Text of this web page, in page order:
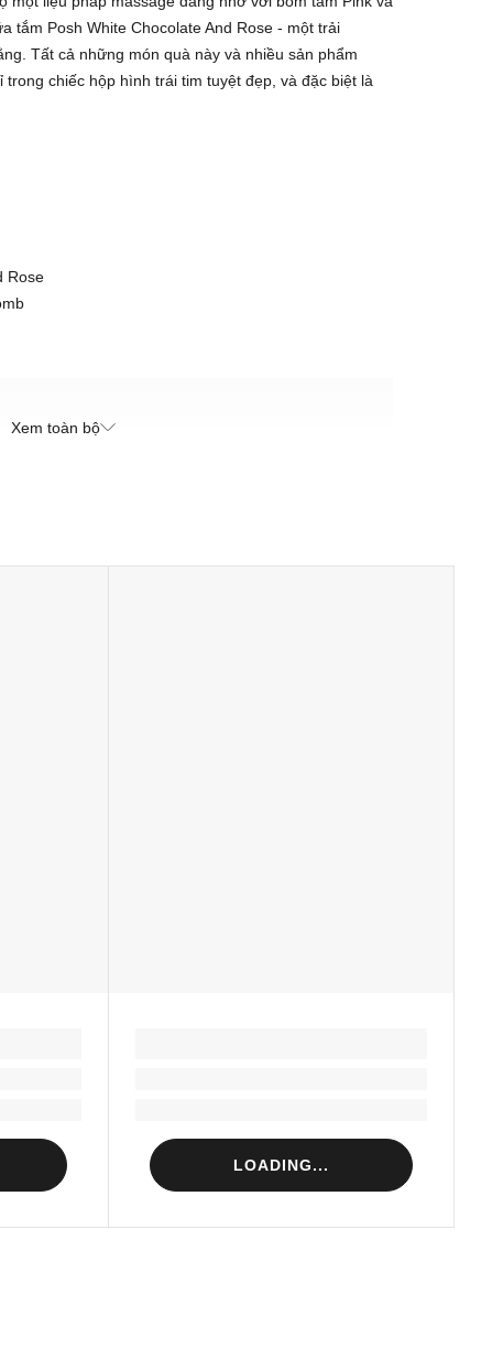
tắm Posh White Chocolate And Rose - một trải
Tất cả những món quà này và nhiều sản phẩm
chiếc hộp hình trái tim tuyệt đẹp, và đặc biệt là
Rose
hoa sen và tạo bọt.
sạch và sau đó xả sạch.
Xem toàn bộ
LOADING...